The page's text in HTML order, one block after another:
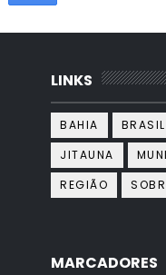
LINKS
BAHIA BRASIL
JITAUNA
REGIÃO
MARCADORES